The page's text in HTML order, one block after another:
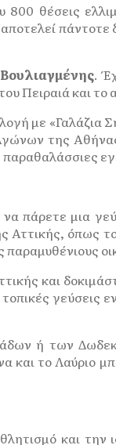
800 θέσεις
πάντοτε
.
Πειραιά και το
με «Γαλάζια
Αγώνων της
παραθαλάσσιες
πάρετε μια
όπως
και
γεύσεις
ή των
και το Λαύριο
και την